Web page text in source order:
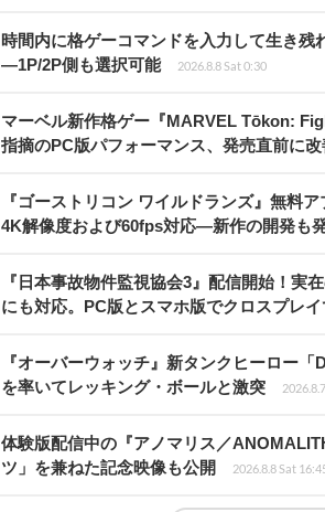
時間内に格ゲーコマンドを入力して生き
―1P/2P側も選択可能
2026.8.8 Sat 0:30
マーベル新作格ゲー『MARVEL Tōkon:
指摘のPC版パフォーマンス、発売直前に
『ゴーストリコン ワイルドランズ』無料
4K解像度および60fps対応―新作の開発も
『日本事故物件監視協会3』配信開始！実
にも対応。PC版とスマホ版でクロスプレイ
『オーバーウォッチ』新タンクヒーロー
を率いてレッキング・ボールと激突
体験版配信中の『アノマリス／
ツ」を兼ねた記念映像も公開
2026.8.8 Sat